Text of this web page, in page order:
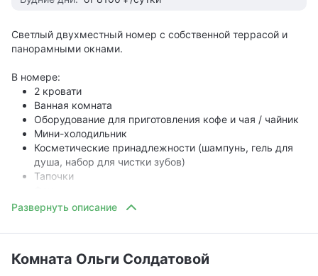
Светлый двухместный номер с собственной террасой и
панорамными окнами.
В номере:
2 кровати
Ванная комната
Оборудование для приготовления кофе и чая / чайник
Мини-холодильник
Косметические принадлежности (шампунь, гель для
душа, набор для чистки зубов)
Тапочки
Комната Ольги Солдатовой